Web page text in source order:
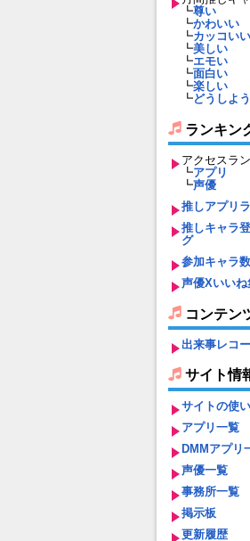
┗尊い
┗かわいい
┗カッコいい
┗美しい
┗エモい
┗面白い
┗楽しい
┗どうしよ
ランキン
アクセスラ
┗アプリ
┗声優
推しアプリ
推しキャラ
グ
参加キャラ
声優Xいいね
コンテン
出来事レコ
サイト情
サイトの使
アプリ一覧
DMMアプリ
声優一覧
事務所一覧
掲示板
更新履歴